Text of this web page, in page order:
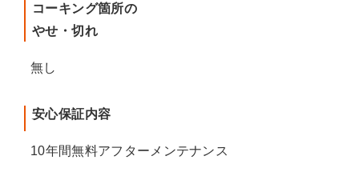
コーキング箇所の
やせ・切れ
無し
安心保証内容
10年間無料アフターメンテナンス